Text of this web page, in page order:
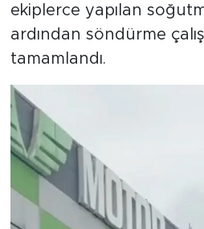
ekiplerce yapılan
ardından söndürme
tamamlandı.